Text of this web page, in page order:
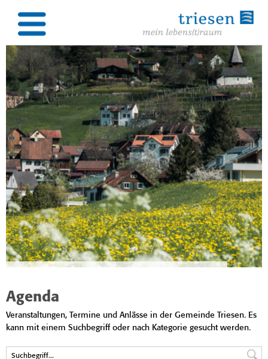
Agenda
Veranstaltungen, Termine und Anlässe in der Gemeinde Triesen. Es
kann mit einem Suchbegriff oder nach Kategorie gesucht werden.